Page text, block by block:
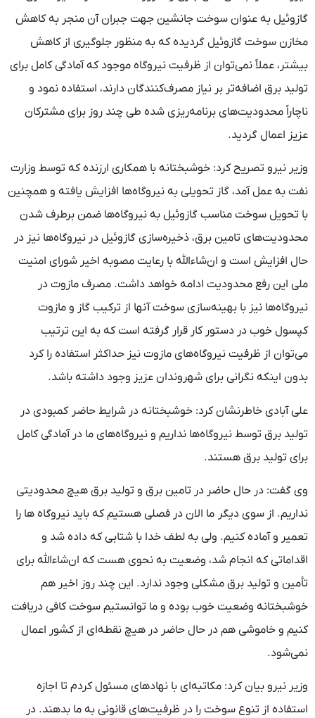
گازوئیل به عنوان سوخت جانشین جهت جبران آن منجر به کاهش
مخازن سوخت گازوئیل گردیده که به منظور جلوگیری از کاهش
بیشتر، عملاً نمی‌توان از ظرفیت نیروگاه موجود که آمادگی کامل برای
تولید برق اضافه‌تر بر نیاز مصرف‌کنندگان دارند، استفاده نمود و
ناچاراً محدودیت‌های برنامه‌ریزی شده طی چند روز برای مشترکان
عزیز اعمال گردید.
وزیر نیرو تصریح کرد: خوشبختانه با همکاری ارزنده که توسط وزارت
نفت به عمل آمد، گاز تحویلی به نیروگاه‌ها افزایش یافته و همچنین
با تحویل سوخت مناسب گازوئیل به نیروگاه‌ها ضمن برطرف شدن
محدودیت‌های تامین برق، ذخیره‌سازی گازوئیل در نیروگاه‌ها نیز در
حال افزایش است و ان‌شاءالله با رعایت مصوبه اخیر شورای امنیت
ملی این رفع محدودیت ادامه خواهد داشت. مصرف مازوت در
نیروگاه‌ها نیز با بهینه‌سازی سوخت آنها از ترکیب گاز و مازوت
کپسول خوب در دستور کار قرار گرفته است که به این ترتیب
می‌توان از ظرفیت نیروگاه‌های مازوت نیز حداکثر استفاده را کرد
بدون اینکه نگرانی برای شهروندان عزیز وجود داشته باشد.
علی آبادی خاطرنشان کرد: خوشبختانه در شرایط حاضر کمبودی در
تولید برق توسط نیروگاه‌ها نداریم و نیروگاه‌های ما در آمادگی کامل
برای تولید برق هستند.
وی گفت: در حال حاضر در تامین برق و تولید برق هیچ محدودیتی
نداریم. از سوی دیگر ما الان در فصلی هستیم که باید نیروگاه ها را
تعمیر و آماده کنیم. ولی به لطف خدا با شتابی که داده شد و
اقداماتی که انجام شد، وضعیت به نحوی هست که ان‌شاءالله برای
تأمین و تولید برق مشکلی وجود ندارد. این چند روز اخیر هم
خوشبختانه وضعیت خوب بوده و ما توانستیم سوخت کافی دریافت
کنیم و خاموشی هم در حال حاضر در هیچ نقطه‌ای از کشور اعمال
نمی‌شود.
وزیر نیرو بیان کرد: مکاتبه‌ای با نهادهای مسئول کردم تا اجازه
استفاده از تنوع سوخت را در ظرفیت‌های قانونی به ما بدهند. در